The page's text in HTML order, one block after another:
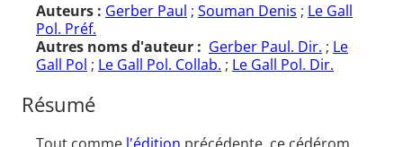
Auteurs : Gerber Paul ; Souman Denis ; Le Gall
Pol. Préf.
Autres noms d'auteur : Gerber Paul. Dir. ; Le
Gall Pol ; Le Gall Pol. Collab. ; Le Gall Pol. Dir.
Résumé